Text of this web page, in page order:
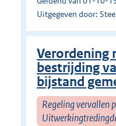
Uitgegeven door:
Verordening
bestrijding
bijstand
Regeling